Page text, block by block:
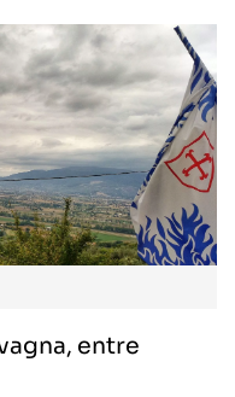
entre